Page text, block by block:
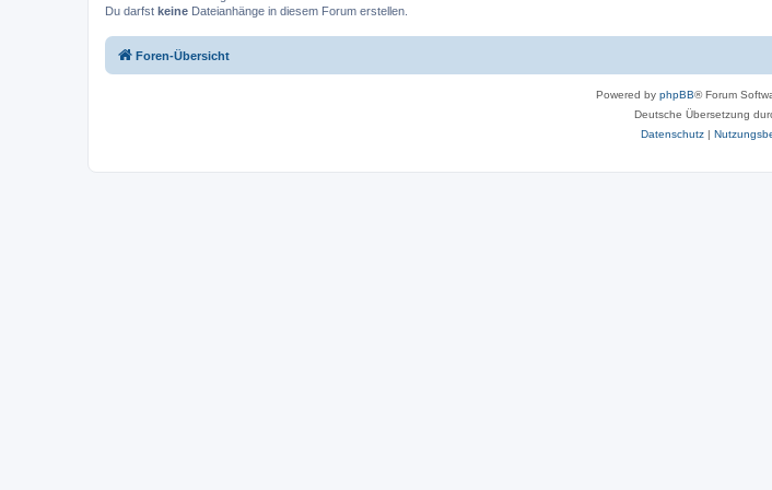
Du darfst keine Dateianhänge in diesem Forum erstellen.
Foren-Übersicht
Powered by phpBB® Forum
Deutsche Übersetzung
Datenschutz|